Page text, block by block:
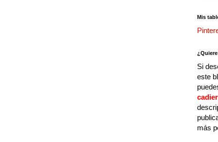
Mis
Si
este
más